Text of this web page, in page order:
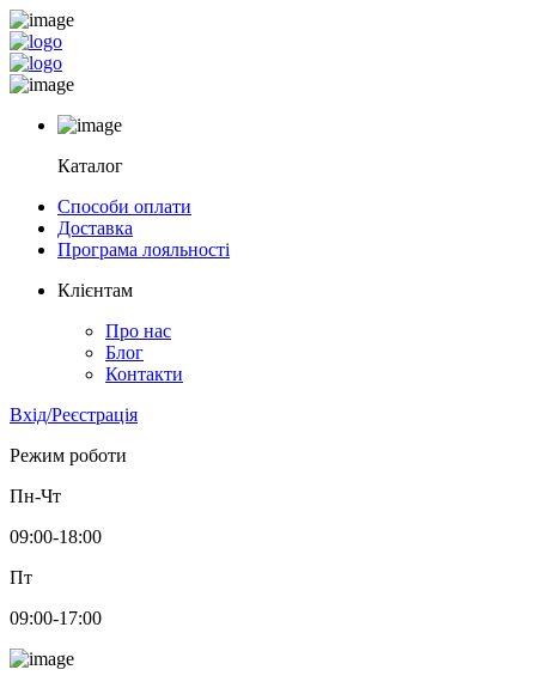
Каталог
Способи оплати
Доставка
Програма лояльності
Клієнтам
Про нас
Блог
Контакти
Вхід/Реєстрація
Режим роботи
Пн-Чт
09:00-18:00
Пт
09:00-17:00